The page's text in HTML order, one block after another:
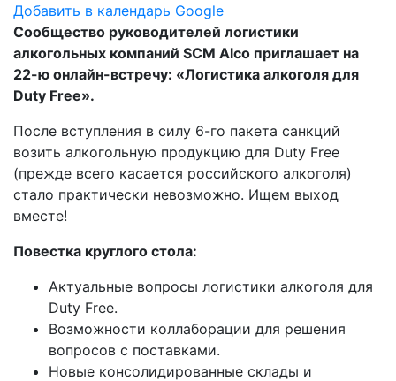
Добавить в календарь Google
Сообщество руководителей логистики
алкогольных компаний SCM Alco приглашает на
22-ю онлайн-встречу: «Логистика алкоголя для
Duty Free».
После вступления в силу 6-го пакета санкций
возить алкогольную продукцию для Duty Free
(прежде всего касается российского алкоголя)
стало практически невозможно. Ищем выход
вместе!
Повестка круглого стола:
Актуальные вопросы логистики алкоголя для
Duty Free.
Возможности коллаборации для решения
вопросов с поставками.
Новые консолидированные склады и